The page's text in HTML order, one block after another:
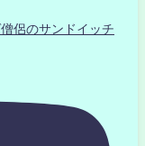
侶のサンドイッチ